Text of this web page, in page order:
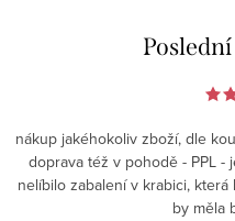
nákup jakéhokoliv zboží, dle
doprava též v pohodě - PPL
nelíbilo zabalení v krabici,
by měla